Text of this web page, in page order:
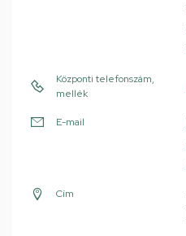
Központi telefonszám,
mellék
E-mail
Cím